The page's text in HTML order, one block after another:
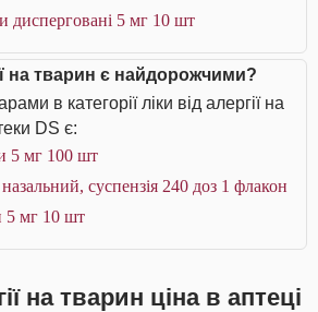
дисперговані 5 мг 10 шт
на тварин є найдорожчими?
в категорії ліки від алергії на
DS є:
5 мг 100 шт
назальний, суспензія 240 доз 1 флакон
5 мг 10 шт
на тварин ціна в аптеці